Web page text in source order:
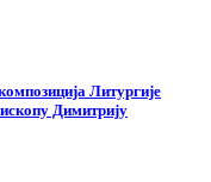
Литургије
Димитрију